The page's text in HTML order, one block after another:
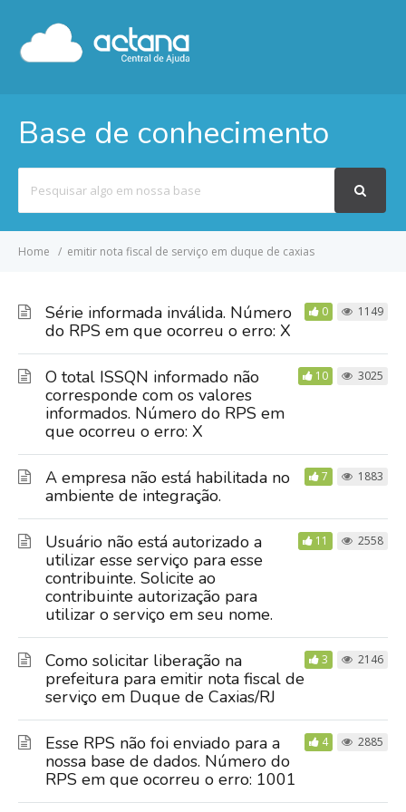
Base de conhecimento
por
Home emitir nota fiscal de serviço em duque de caxias
Série informada inválida. Número
do RPS em que ocorreu o erro: X
0 1149
O total ISSQN informado não
corresponde com os valores
informados. Número do RPS em
que ocorreu o erro: X
10 3025
A empresa não está habilitada no
ambiente de integração.
7 1883
Usuário não está autorizado a
utilizar esse serviço para esse
contribuinte. Solicite ao
contribuinte autorização para
utilizar o serviço em seu nome.
11 2558
Como solicitar liberação na
prefeitura para emitir nota fiscal de
serviço em Duque de Caxias/RJ
3 2146
Esse RPS não foi enviado para a
nossa base de dados. Número do
RPS em que ocorreu o erro: 1001
4 2885